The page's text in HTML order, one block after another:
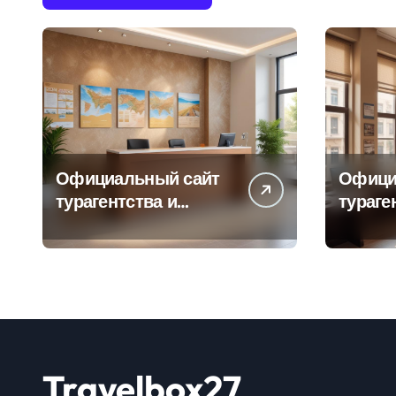
Официальный сайт
турагентства и
информация об
офисе продаж